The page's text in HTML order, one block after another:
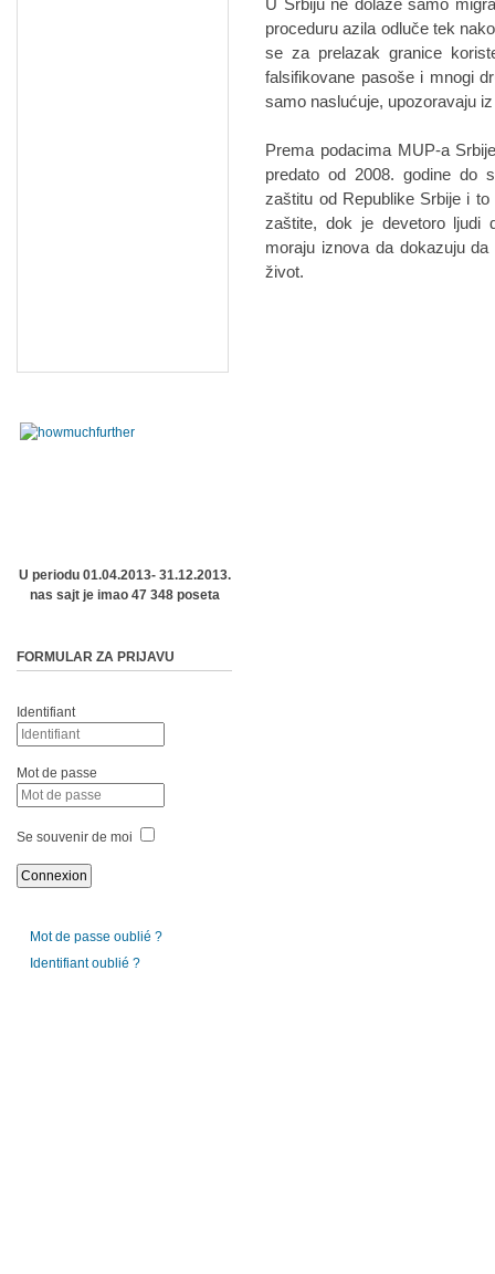
U Srbiju ne dolaze samo
proceduru azila odluče tek
se za prelazak granice
falsifikovane pasoše i mnogi
samo naslućuje, upozoravaju
Prema podacima MUP-a
predato od 2008. godine do
zaštitu od Republike Srbije i
zaštite, dok je devetoro ljudi
moraju iznova da dokazuju
život.
U periodu 01.04.2013- 31.12.2013.
nas sajt je imao 47 348 poseta
FORMULAR ZA PRIJAVU
Identifiant
Mot de passe
Se souvenir de moi
Mot de passe oublié ?
Identifiant oublié ?